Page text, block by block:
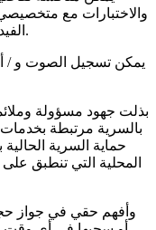
والاختبارات مع
الفيديو التفاعلية وتكنولوجيا الصوت والاتصالات.
يمكن تسجيل الصوت و /
بذلت جهود مسؤولة
بالسرية مرتبطة
حماية السرية الحالية
المحلية التي تنطبق
وأفهم حقي في جواز